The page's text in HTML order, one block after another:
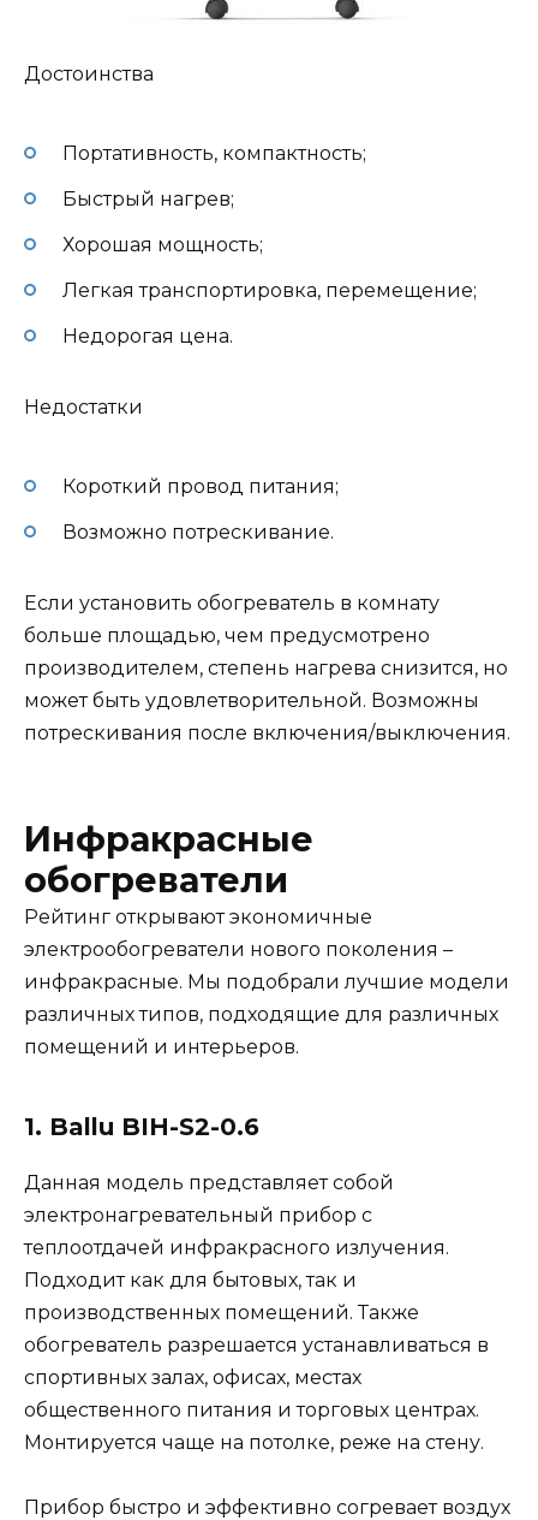
Достоинства
Портативность, компактность;
Быстрый нагрев;
Хорошая мощность;
Легкая транспортировка, перемещение;
Недорогая цена.
Недостатки
Короткий провод питания;
Возможно потрескивание.
Если установить обогреватель в комнату
больше площадью, чем предусмотрено
производителем, степень нагрева снизится, но
может быть удовлетворительной. Возможны
потрескивания после включения/выключения.
Инфракрасные
обогреватели
Рейтинг открывают экономичные
электрообогреватели нового поколения –
инфракрасные. Мы подобрали лучшие модели
различных типов, подходящие для различных
помещений и интерьеров.
1. Ballu BIH-S2-0.6
Данная модель представляет собой
электронагревательный прибор с
теплоотдачей инфракрасного излучения.
Подходит как для бытовых, так и
производственных помещений. Также
обогреватель разрешается устанавливаться в
спортивных залах, офисах, местах
общественного питания и торговых центрах.
Монтируется чаще на потолке, реже на стену.
Прибор быстро и эффективно согревает воздух